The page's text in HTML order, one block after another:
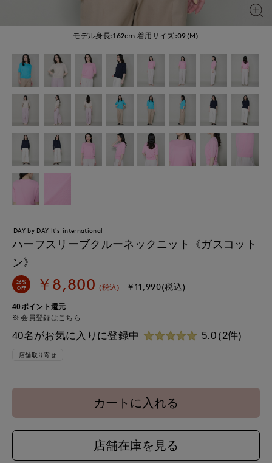
モデル身長:162cm 着用サイズ:09(M)
DAY by DAY It's international
ハーフスリーブクルーネックニット《ガスコット
ン》
26%
OFF
￥8,800 (税込) ￥11,990(税込)
40ポイント還元
会員登録はこちら
40名がお気に入りに登録中 5.0 (2件)
店舗取り寄せ
カートに入れる
店舗在庫を見る